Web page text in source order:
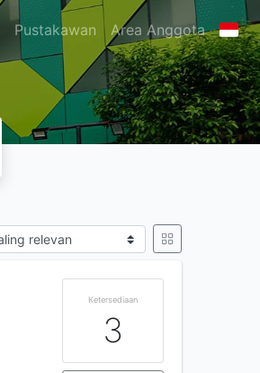
Pustakawan Area Anggota
Ketersediaan
3